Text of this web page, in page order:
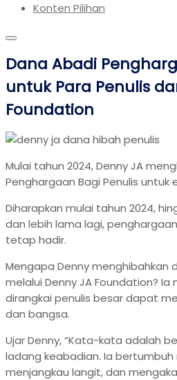
Konten Pilihan
Dana Abadi
untuk Para Penulis
Foundation
Mulai tahun 2024, Denny JA
Penghargaan Bagi Penulis
Diharapkan mulai tahun 2024,
dan lebih lama lagi,
tetap hadir.
Mengapa Denny menghibahkan
melalui Denny JA Foundation?
dirangkai penulis besar dapat
dan bangsa.
Ujar Denny, “Kata-kata adalah
ladang keabadian. Ia
menjangkau langit, dan